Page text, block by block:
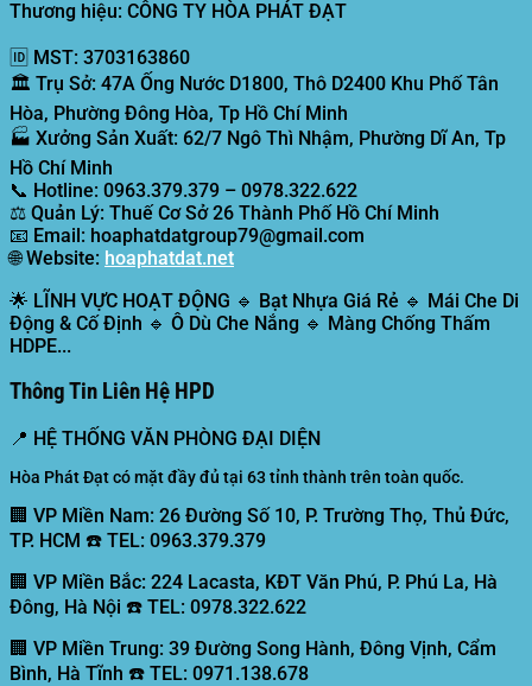
Thương hiệu: CÔNG TY HÒA PHÁT ĐẠT
🆔 MST: 3703163860
🏛️ Trụ Sở: 47A Ống Nước D1800, Thô D2400 Khu Phố Tân
Hòa, Phường Đông Hòa, Tp Hồ Chí Minh
🏭 Xưởng Sản Xuất: 62/7 Ngô Thì Nhậm, Phường Dĩ An, Tp
Hồ Chí Minh
📞 Hotline: 0963.379.379 – 0978.322.622
⚖️ Quản Lý: Thuế Cơ Sở 26 Thành Phố Hồ Chí Minh
📧 Email: hoaphatdatgroup79@gmail.com
🌐Website: hoaphatdat.net
🌟 LĨNH VỰC HOẠT ĐỘNG 🔹 Bạt Nhựa Giá Rẻ 🔹 Mái Che Di
Động & Cố Định 🔹 Ô Dù Che Nắng 🔹 Màng Chống Thấm
HDPE...
Thông Tin Liên Hệ HPD
📍 HỆ THỐNG VĂN PHÒNG ĐẠI DIỆN
Hòa Phát Đạt có mặt đầy đủ tại 63 tỉnh thành trên toàn quốc.
🏢 VP Miền Nam: 26 Đường Số 10, P. Trường Thọ, Thủ Đức,
TP. HCM ☎️ TEL: 0963.379.379
🏢 VP Miền Bắc: 224 Lacasta, KĐT Văn Phú, P. Phú La, Hà
Đông, Hà Nội ☎️ TEL: 0978.322.622
🏢 VP Miền Trung: 39 Đường Song Hành, Đông Vịnh, Cẩm
Bình, Hà Tĩnh ☎️ TEL: 0971.138.678